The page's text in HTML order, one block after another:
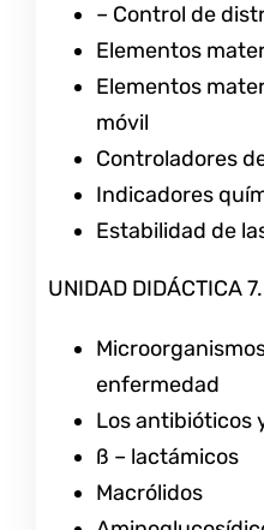
– Control de
Elementos
Elementos
móvil
Controladores
Indicadores
Estabilidad de
UNIDAD DIDÁCTICA
enfermedad
Los antibióticos
ß – lactámicos
Macrólidos